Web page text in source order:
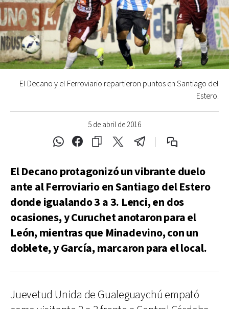
5 de abril de 2016
El Decano y el Ferroviario repartieron puntos en Santiago del
Estero.
El Decano protagonizó un vibrante duelo
ante al Ferroviario en Santiago del Estero
donde igualando 3 a 3. Lenci, en dos
ocasiones, y Curuchet anotaron para el
León, mientras que Minadevino, con un
doblete, y García, marcaron para el local.
Juevetud Unida de Gualeguaychú empató